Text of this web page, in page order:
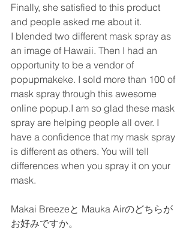
Finally, she satisfied to this product
and people asked me about it.
I blended two different mask spray as
an image of Hawaii. Then I had an
opportunity to be a vendor of
popupmakeke. I sold more than 100 of
mask spray through this awesome
online popup.I am so glad these mask
spray are helping people all over. I
have a confidence that my mask spray
is different as others. You will tell
differences when you spray it on your
mask.
Makai Breezeと Mauka Airのどちらが
お好みですか。